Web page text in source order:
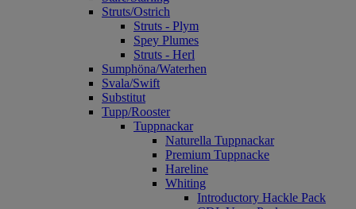
Struts/Ostrich
Struts - Plym
Spey Plumes
Struts - Herl
Sumphöna/Waterhen
Svala/Swift
Substitut
Tupp/Rooster
Tuppnackar
Naturella Tuppnackar
Premium Tuppnacke
Hareline
Whiting
Introductory Hackle Pack